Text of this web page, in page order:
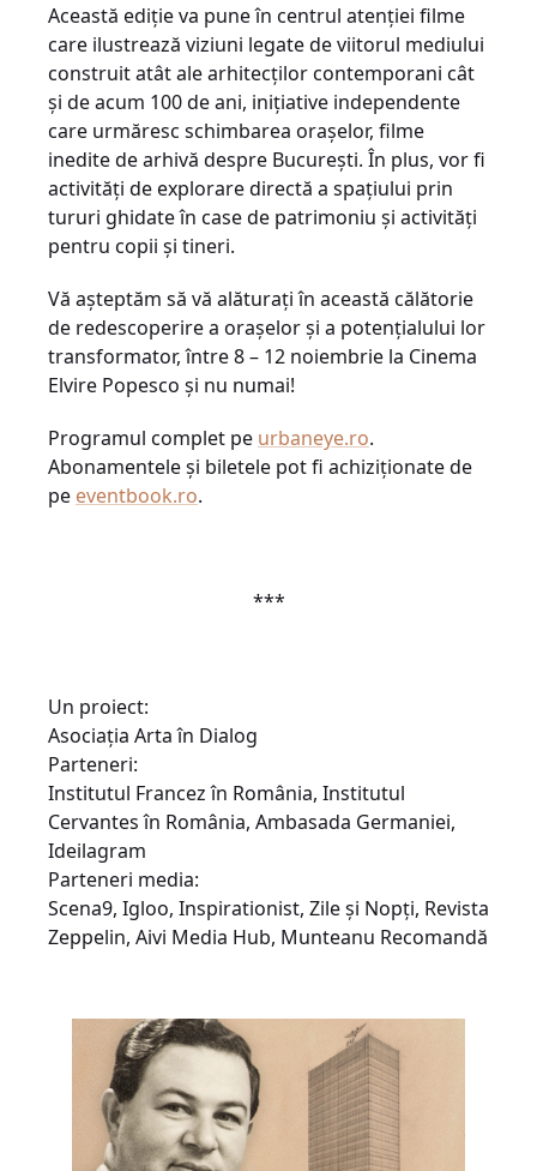
Această ediție va pune în centrul atenției filme
care ilustrează viziuni legate de viitorul mediului
construit atât ale arhitecților contemporani cât
și de acum 100 de ani, inițiative independente
care urmăresc schimbarea orașelor, filme
inedite de arhivă despre București. În plus, vor fi
activități de explorare directă a spațiului prin
tururi ghidate în case de patrimoniu și activități
pentru copii și tineri.
Vă așteptăm să vă alăturați în această călătorie
de redescoperire a orașelor și a potențialului lor
transformator, între 8 – 12 noiembrie la Cinema
Elvire Popesco și nu numai!
Programul complet pe urbaneye.ro.
Abonamentele și biletele pot fi achiziționate de
pe eventbook.ro.
***
Un proiect:
Asociația Arta în Dialog
Parteneri:
Institutul Francez în România, Institutul
Cervantes în România, Ambasada Germaniei,
Ideilagram
Parteneri media:
Scena9, Igloo, Inspirationist, Zile și Nopți, Revista
Zeppelin, Aivi Media Hub, Munteanu Recomandă